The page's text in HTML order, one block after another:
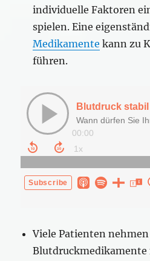
individuelle Faktoren
spielen. Eine
Medikamente kann zu
führen.
Viele Patienten